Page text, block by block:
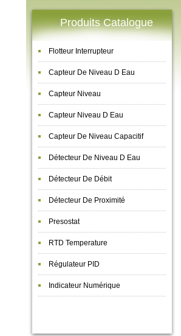
Produits Catalogue
Flotteur Interrupteur
Capteur De Niveau D Eau
Capteur Niveau
Capteur Niveau D Eau
Capteur De Niveau Capacitif
Détecteur De Niveau D Eau
Détecteur De Débit
Détecteur De Proximité
Presostat
RTD Temperature
Régulateur PID
Indicateur Numérique